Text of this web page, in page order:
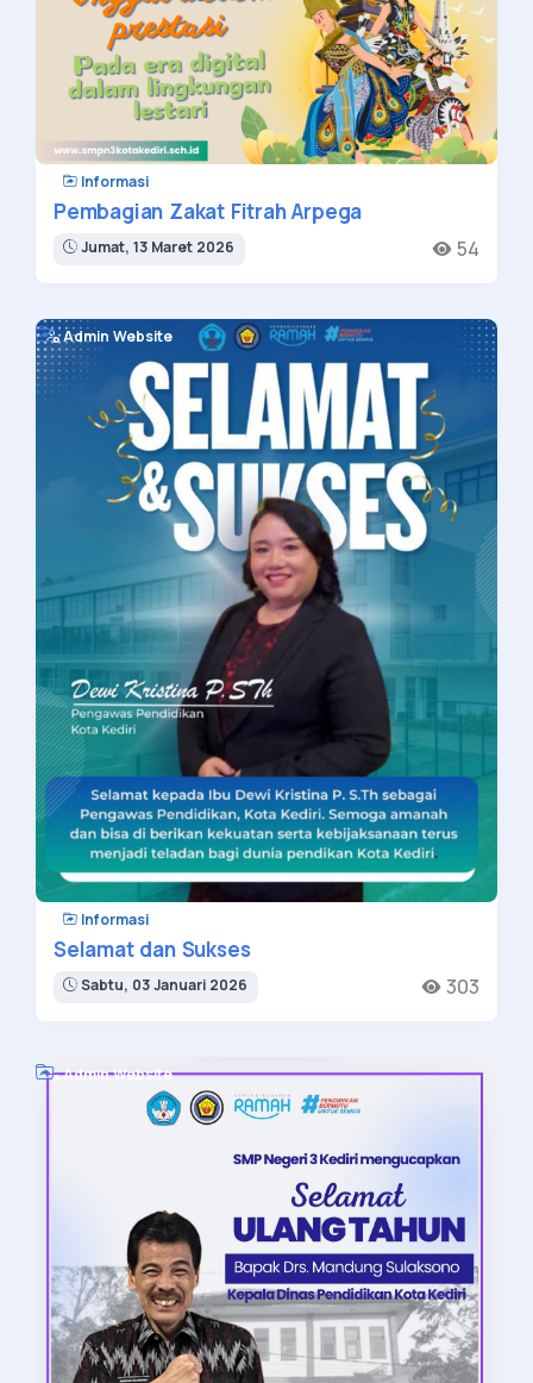
Informasi
Pembagian Zakat Fitrah Arpega
Jumat, 13 Maret 2026 54
Admin Website
Informasi
Selamat dan Sukses
Sabtu, 03 Januari 2026 303
Admin Website